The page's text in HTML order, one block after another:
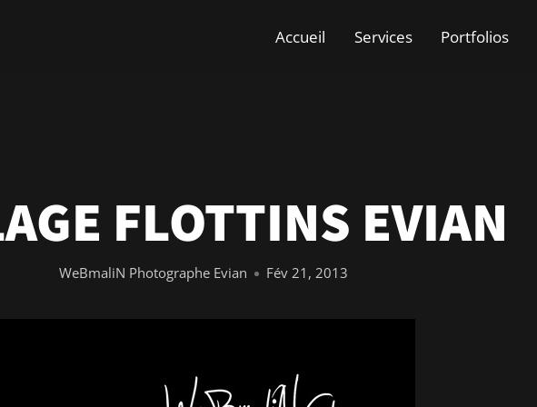
Accueil Services Portfolios
FLOTTINS EVIAN
WeBmaliN Photographe Evian Fév 21, 2013